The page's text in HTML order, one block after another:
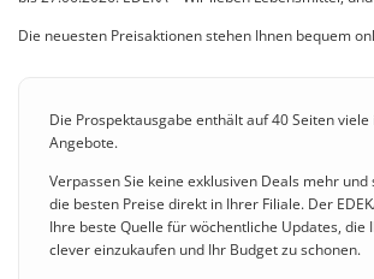
Die neuesten Preisaktionen stehen Ihnen bequem
Die Prospektausgabe enthält auf 40 Seiten
Angebote.
Verpassen Sie keine exklusiven Deals mehr und
die besten Preise direkt in Ihrer Filiale. Der
Ihre beste Quelle für wöchentliche Updates, die
clever einzukaufen und Ihr Budget zu schonen.